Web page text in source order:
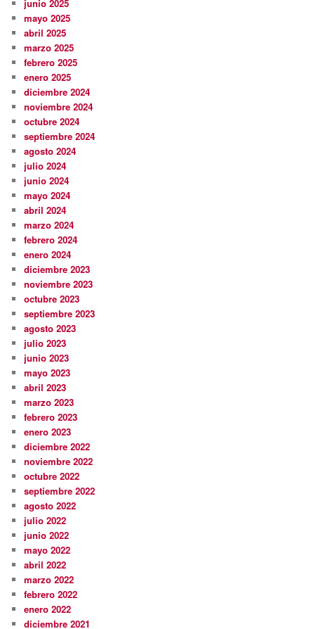
junio 2025
mayo 2025
abril 2025
marzo 2025
febrero 2025
enero 2025
diciembre 2024
noviembre 2024
octubre 2024
septiembre 2024
agosto 2024
julio 2024
junio 2024
mayo 2024
abril 2024
marzo 2024
febrero 2024
enero 2024
diciembre 2023
noviembre 2023
octubre 2023
septiembre 2023
agosto 2023
julio 2023
junio 2023
mayo 2023
abril 2023
marzo 2023
febrero 2023
enero 2023
diciembre 2022
noviembre 2022
octubre 2022
septiembre 2022
agosto 2022
julio 2022
junio 2022
mayo 2022
abril 2022
marzo 2022
febrero 2022
enero 2022
diciembre 2021